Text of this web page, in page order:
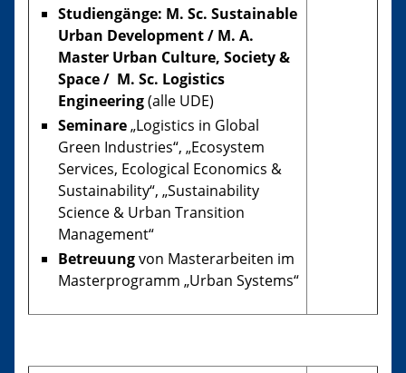
Studiengänge: M. Sc. Sustainable
Urban Development / M. A.
Master Urban Culture, Society &
Space / M. Sc. Logistics
Engineering(alle UDE)
​Seminare„Logistics in Global
Green Industries“, „Ecosystem
Services, Ecological Economics &
Sustainability“, „Sustainability
Science & Urban Transition
Management“
Betreuungvon Masterarbeiten im
Masterprogramm „Urban Systems“